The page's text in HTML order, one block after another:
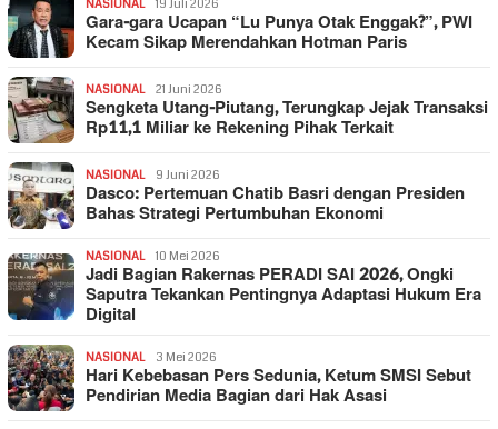
NASIONAL 19 Juli 2026
Gara-gara Ucapan “Lu Punya Otak Enggak?”, PWI
Kecam Sikap Merendahkan Hotman Paris
NASIONAL 21 Juni 2026
Sengketa Utang-Piutang, Terungkap Jejak Transaksi
Rp11,1 Miliar ke Rekening Pihak Terkait
NASIONAL 9 Juni 2026
Dasco: Pertemuan Chatib Basri dengan Presiden
Bahas Strategi Pertumbuhan Ekonomi
NASIONAL 10 Mei 2026
Jadi Bagian Rakernas PERADI SAI 2026, Ongki
Saputra Tekankan Pentingnya Adaptasi Hukum Era
Digital
NASIONAL 3 Mei 2026
Hari Kebebasan Pers Sedunia, Ketum SMSI Sebut
Pendirian Media Bagian dari Hak Asasi